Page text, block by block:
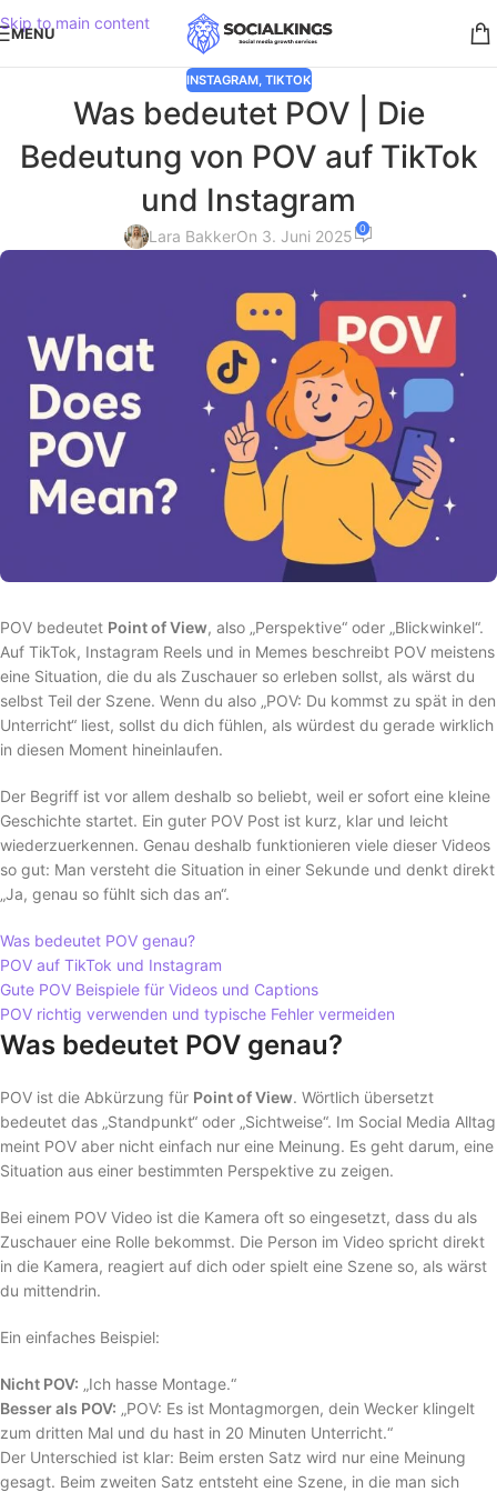
Skip to main content
MENU
INSTAGRAM, TIKTOK
Was bedeutet POV | Die
Bedeutung von POV auf TikTok
und Instagram
Lara BakkerOn 3. Juni 2025 0
POV bedeutet Point of View, also „Perspektive“ oder „Blickwinkel“.
Auf TikTok, Instagram Reels und in Memes beschreibt POV meistens
eine Situation, die du als Zuschauer so erleben sollst, als wärst du
selbst Teil der Szene. Wenn du also „POV: Du kommst zu spät in den
Unterricht“ liest, sollst du dich fühlen, als würdest du gerade wirklich
in diesen Moment hineinlaufen.
Der Begriff ist vor allem deshalb so beliebt, weil er sofort eine kleine
Geschichte startet. Ein guter POV Post ist kurz, klar und leicht
wiederzuerkennen. Genau deshalb funktionieren viele dieser Videos
so gut: Man versteht die Situation in einer Sekunde und denkt direkt
„Ja, genau so fühlt sich das an“.
Was bedeutet POV genau?
POV auf TikTok und Instagram
Gute POV Beispiele für Videos und Captions
POV richtig verwenden und typische Fehler vermeiden
Was bedeutet POV genau?
POV ist die Abkürzung für Point of View. Wörtlich übersetzt
bedeutet das „Standpunkt“ oder „Sichtweise“. Im Social Media Alltag
meint POV aber nicht einfach nur eine Meinung. Es geht darum, eine
Situation aus einer bestimmten Perspektive zu zeigen.
Bei einem POV Video ist die Kamera oft so eingesetzt, dass du als
Zuschauer eine Rolle bekommst. Die Person im Video spricht direkt
in die Kamera, reagiert auf dich oder spielt eine Szene so, als wärst
du mittendrin.
Ein einfaches Beispiel:
Nicht POV: „Ich hasse Montage.“
Besser als POV: „POV: Es ist Montagmorgen, dein Wecker klingelt
zum dritten Mal und du hast in 20 Minuten Unterricht.“
Der Unterschied ist klar: Beim ersten Satz wird nur eine Meinung
gesagt. Beim zweiten Satz entsteht eine Szene, in die man sich